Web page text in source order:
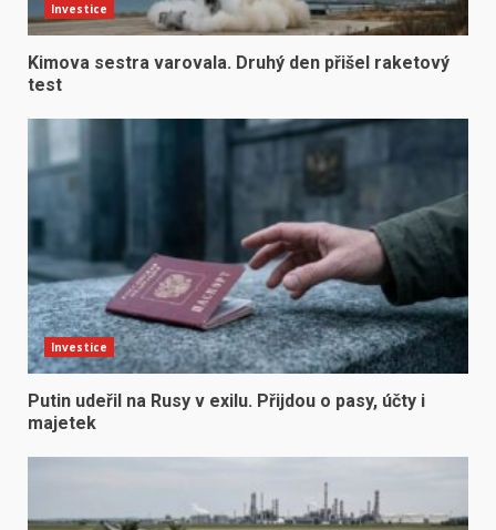
Investice
Kimova sestra varovala. Druhý den přišel raketový
test
Investice
Putin udeřil na Rusy v exilu. Přijdou o pasy, účty i
majetek